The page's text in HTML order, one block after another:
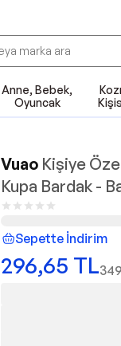
Anne, Bebek,
Oyuncak
Vuao Kişiye
Kupa Bardak -
Sepette İndirim
296,65 TL